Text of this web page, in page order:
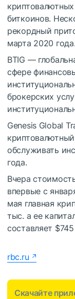
биткоинов.
рекордный
марта 2020 года.
BTIG —
сфере
брокерских
Genesis Global
обслуживать
года.
Вчера
впервые с
мая главная
тыс. а ее
составляет
rbc.ru
Скачайте